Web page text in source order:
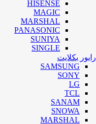
HISENSE
MAGIC
MARSHAL
PANASONIC
SUNIYA
SINGLE
بکلایت
SAMSUNG
SONY
LG
TCL
SANAM
SNOWA
MARSHAL